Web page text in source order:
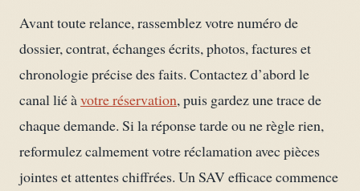
Avant toute relance, rassemblez votre numéro de
dossier, contrat, échanges écrits, photos, factures et
chronologie précise des faits. Contactez d’abord le
canal lié àvotre réservation, puis gardez une trace de
chaque demande. Si la réponse tarde ou ne règle rien,
reformulez calmement votre réclamation avec pièces
jointes et attentes chiffrées. Un SAV efficace commence